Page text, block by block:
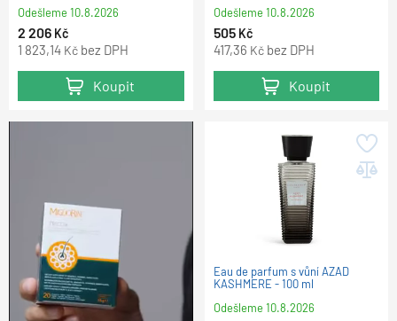
Odešleme10.8.2026
2 206 Kč
1 823,14 Kč bez DPH
Koupit
Odešleme10.8.2026
505 Kč
417,36 Kč bez DPH
Koupit
Eau de parfum s vůní AZAD
KASHMERE - 100 ml
Odešleme10.8.2026